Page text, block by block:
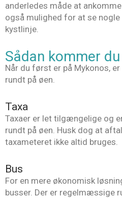
anderledes måde at
også mulighed for at se
kystlinje.
Sådan kommer
Når du først er på Mykonos,
rundt på øen.
Taxa
Taxaer er let tilgængelige og
rundt på øen. Husk dog at
taxameteret ikke altid bruges.
Bus
For en mere økonomisk
busser. Der er regelmæssige